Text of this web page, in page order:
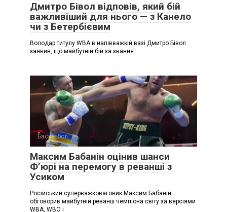
Дмитро Бівол відповів, який бій
важливіший для нього — з Канело
чи з Бетербієвим
Володар титулу WBA в напівважкій вазі Дмитро Бівол
заявив, що майбутній бій за звання
Баскетбол
Максим Бабанін оцінив шанси
Ф’юрі на перемогу в реванші з
Усиком
Російський суперважковаговик Максим Бабанін
обговорив майбутній реванш чемпіона світу за версіями
WBA, WBO і